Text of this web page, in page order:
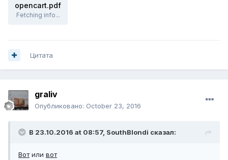
opencart.pdf
Fetching info...
Цитата
graliv
Опубликовано: October 23, 2016
В 23.10.2016 at 08:57, SouthBlondi сказал:
Вотили вот